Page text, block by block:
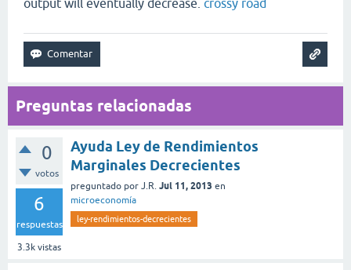
output will eventually decrease. crossy road
Preguntas relacionadas
0
votos
6
respuestas
3.3k vistas
Ayuda Ley de Rendimientos
Marginales Decrecientes
preguntado por J.R. Jul 11, 2013 en
microeconomía
ley-rendimientos-decrecientes